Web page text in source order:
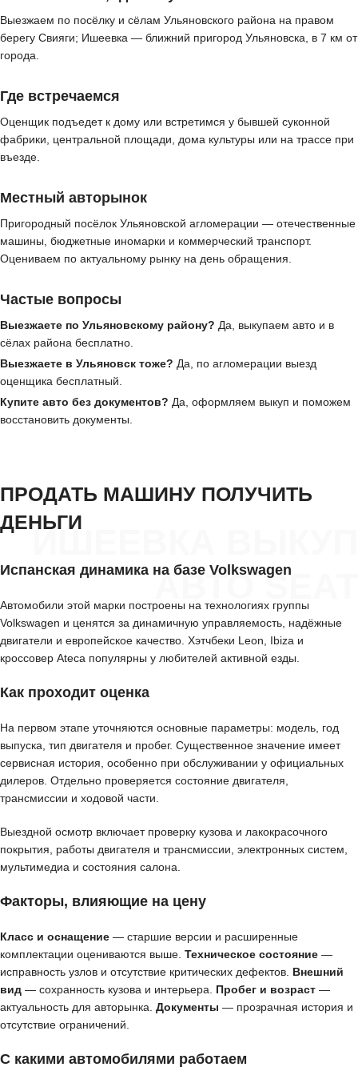
Выезжаем по посёлку и сёлам Ульяновского района на правом
берегу Свияги; Ишеевка — ближний пригород Ульяновска, в 7 км от
города.
Где встречаемся
Оценщик подъедет к дому или встретимся у бывшей суконной
фабрики, центральной площади, дома культуры или на трассе при
въезде.
Местный авторынок
Пригородный посёлок Ульяновской агломерации — отечественные
машины, бюджетные иномарки и коммерческий транспорт.
Оцениваем по актуальному рынку на день обращения.
Частые вопросы
Выезжаете по Ульяновскому району? Да, выкупаем авто и в
сёлах района бесплатно.
Выезжаете в Ульяновск тоже? Да, по агломерации выезд
оценщика бесплатный.
Купите авто без документов? Да, оформляем выкуп и поможем
восстановить документы.
ИШЕЕВКА ВЫКУП
АВТО SEAT
ПРОДАТЬ МАШИНУ ПОЛУЧИТЬ
ДЕНЬГИ
Испанская динамика на базе Volkswagen
Автомобили этой марки построены на технологиях группы
Volkswagen и ценятся за динамичную управляемость, надёжные
двигатели и европейское качество. Хэтчбеки Leon, Ibiza и
кроссовер Ateca популярны у любителей активной езды.
Как проходит оценка
На первом этапе уточняются основные параметры: модель, год
выпуска, тип двигателя и пробег. Существенное значение имеет
сервисная история, особенно при обслуживании у официальных
дилеров. Отдельно проверяется состояние двигателя,
трансмиссии и ходовой части.
Выездной осмотр включает проверку кузова и лакокрасочного
покрытия, работы двигателя и трансмиссии, электронных систем,
мультимедиа и состояния салона.
Факторы, влияющие на цену
Класс и оснащение — старшие версии и расширенные
комплектации оцениваются выше. Техническое состояние —
исправность узлов и отсутствие критических дефектов. Внешний
вид — сохранность кузова и интерьера. Пробег и возраст —
актуальность для авторынка. Документы — прозрачная история и
отсутствие ограничений.
С какими автомобилями работаем